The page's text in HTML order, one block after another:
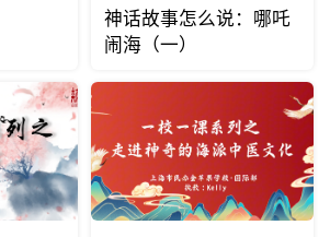
神话故事怎么说：哪吒
闹海（一）